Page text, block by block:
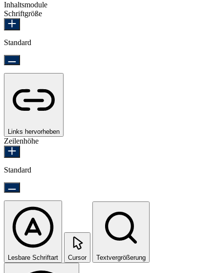
Inhaltsmodule
Schriftgröße
Standard
Links hervorheben
Zeilenhöhe
Standard
Lesbare Schriftart Cursor Textvergrößerung